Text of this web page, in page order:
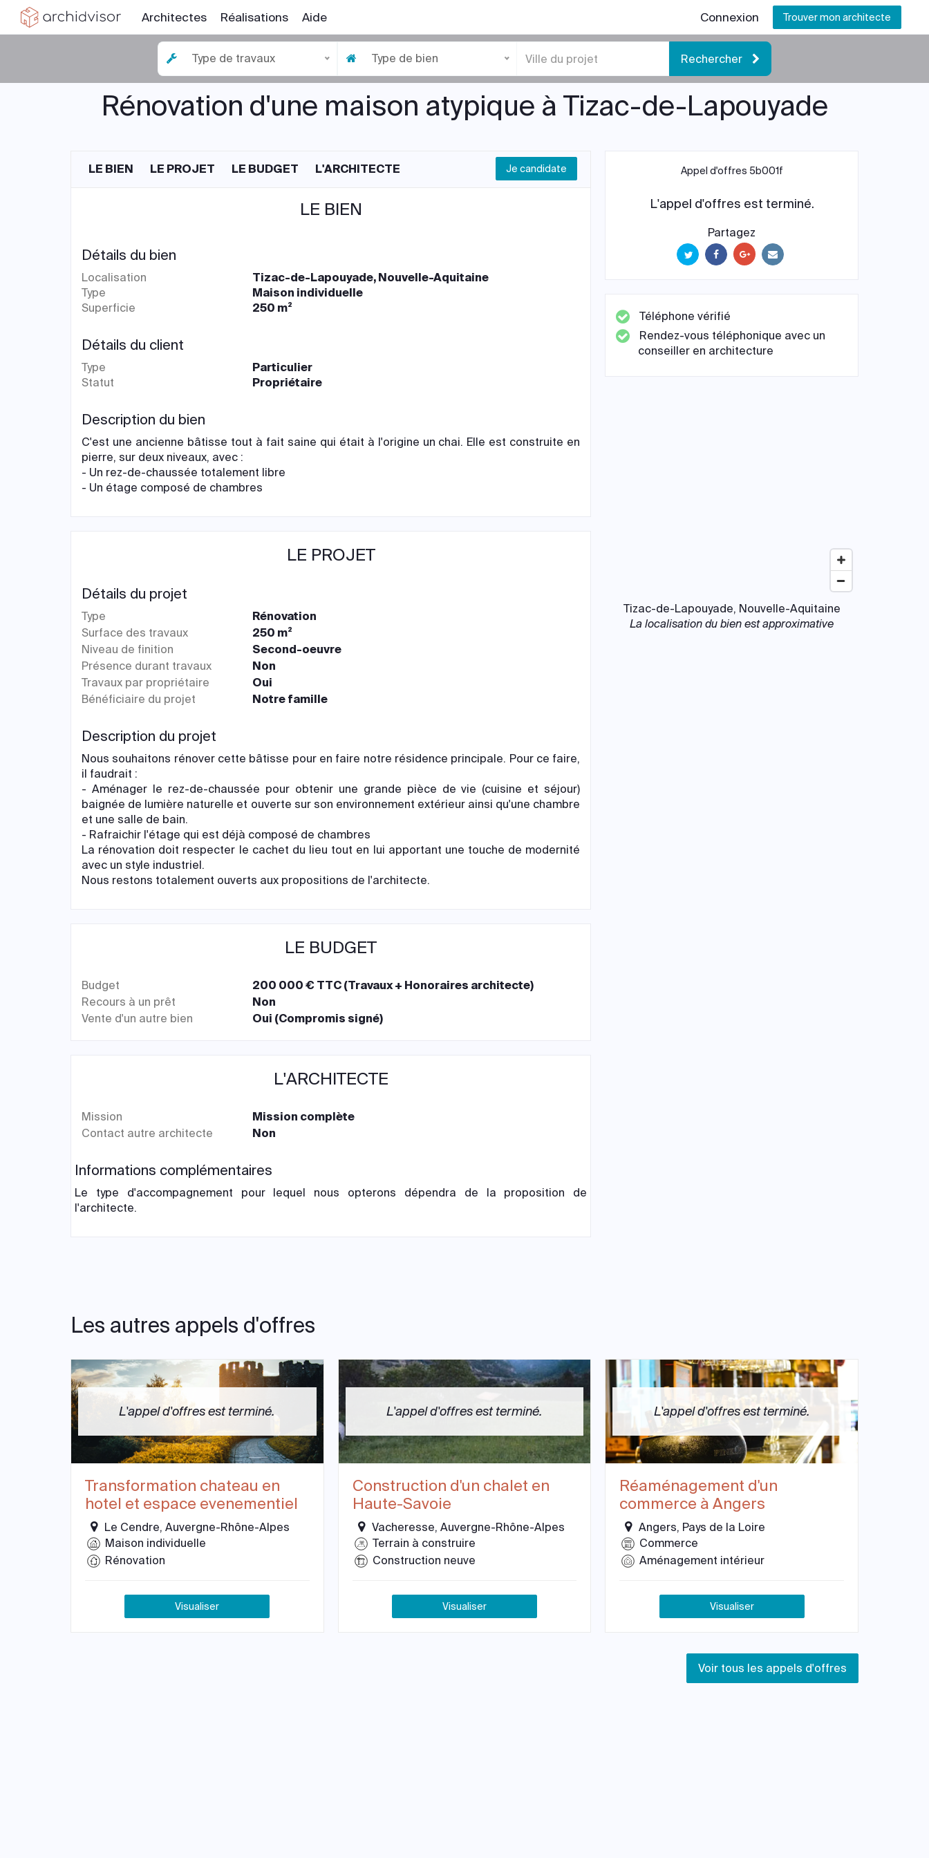
Architectes Réalisations Aide Connexion Trouver mon architecte
Type de travaux Type de bien Rechercher
Rénovation d'une maison atypique à Tizac-de-Lapouyade
Appel d'offres 5b001f
L'appel d'offres est terminé.
Partagez
Téléphone vérifié
Rendez-vous téléphonique avec un
conseiller en architecture
Tizac-de-Lapouyade, Nouvelle-Aquitaine
La localisation du bien est approximative
LE BIEN LE PROJET LE BUDGET L'ARCHITECTE Je candidate
LE BIEN
Détails du bien
Localisation
Tizac-de-Lapouyade, Nouvelle-Aquitaine
Type
Maison individuelle
Superficie
250 m²
Détails du client
Type
Particulier
Statut
Propriétaire
Description du bien
C'est une ancienne bâtisse tout à fait saine qui était à l'origine un chai. Elle est construite en
pierre, sur deux niveaux, avec :
- Un rez-de-chaussée totalement libre
- Un étage composé de chambres
LE PROJET
Détails du projet
Type
Rénovation
Surface des travaux
250 m²
Niveau de finition
Second-oeuvre
Présence durant travaux
Non
Travaux par propriétaire
Oui
Bénéficiaire du projet
Notre famille
Description du projet
Nous souhaitons rénover cette bâtisse pour en faire notre résidence principale. Pour ce faire,
il faudrait :
- Aménager le rez-de-chaussée pour obtenir une grande pièce de vie (cuisine et séjour)
baignée de lumière naturelle et ouverte sur son environnement extérieur ainsi qu'une chambre
et une salle de bain.
- Rafraichir l'étage qui est déjà composé de chambres
La rénovation doit respecter le cachet du lieu tout en lui apportant une touche de modernité
avec un style industriel.
Nous restons totalement ouverts aux propositions de l'architecte.
LE BUDGET
Budget
200 000 € TTC (Travaux + Honoraires architecte)
Recours à un prêt
Non
Vente d'un autre bien
Oui (Compromis signé)
L'ARCHITECTE
Mission
Mission complète
Contact autre architecte
Non
Informations complémentaires
Le type d'accompagnement pour lequel nous opterons dépendra de la proposition de
l'architecte.
Les autres appels d'offres
L'appel d'offres est terminé.
Transformation chateau en
hotel et espace evenementiel
Le Cendre, Auvergne-Rhône-Alpes
Maison individuelle
Rénovation
Visualiser
L'appel d'offres est terminé.
Construction d'un chalet en
Haute-Savoie
Vacheresse, Auvergne-Rhône-Alpes
Terrain à construire
Construction neuve
Visualiser
L'appel d'offres est terminé.
Réaménagement d'un
commerce à Angers
Angers, Pays de la Loire
Commerce
Aménagement intérieur
Visualiser
Voir tous les appels d'offres